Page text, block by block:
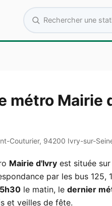
Rechercher une
métro Mairie
Couturier, 94200 Ivry-sur-
Mairie d'Ivry est située sur
par les bus 125,
5h30 le matin, le dernier
et veilles de fête.